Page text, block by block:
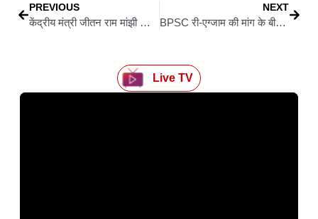
PREVIOUS
केंद्रीय मंत्री जीतन राम मांझी का बिहार सरकार पर विकास कार्यों में भारी एस्टीमेट घोटाले का आरोप
NEXT
BPSC री-एग्जाम की मांग के बीच पटना में पेपर लीक के बड़े गिरोह का खुलासा
Live TV